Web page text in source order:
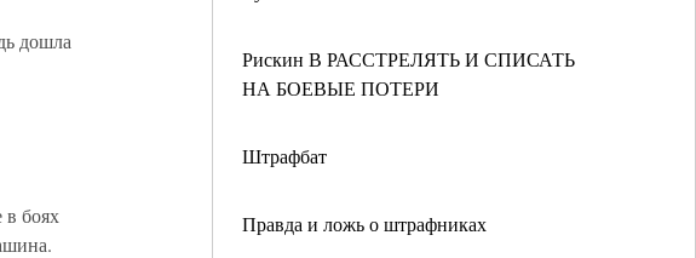
Рискин В РАССТРЕЛЯТЬ И СПИСАТЬ
НА БОЕВЫЕ ПОТЕРИ
Штрафбат
Правда и ложь о штрафниках
дошла
в боях